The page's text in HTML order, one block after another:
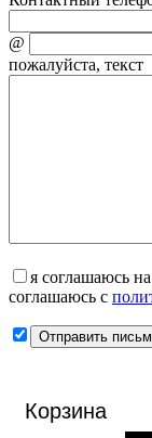
@
пожалуйста, текст
я соглашаюсь на
соглашаюсь с
Корзина